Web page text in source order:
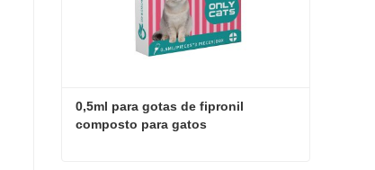
0,5ml para gotas de fipronil
composto para gatos